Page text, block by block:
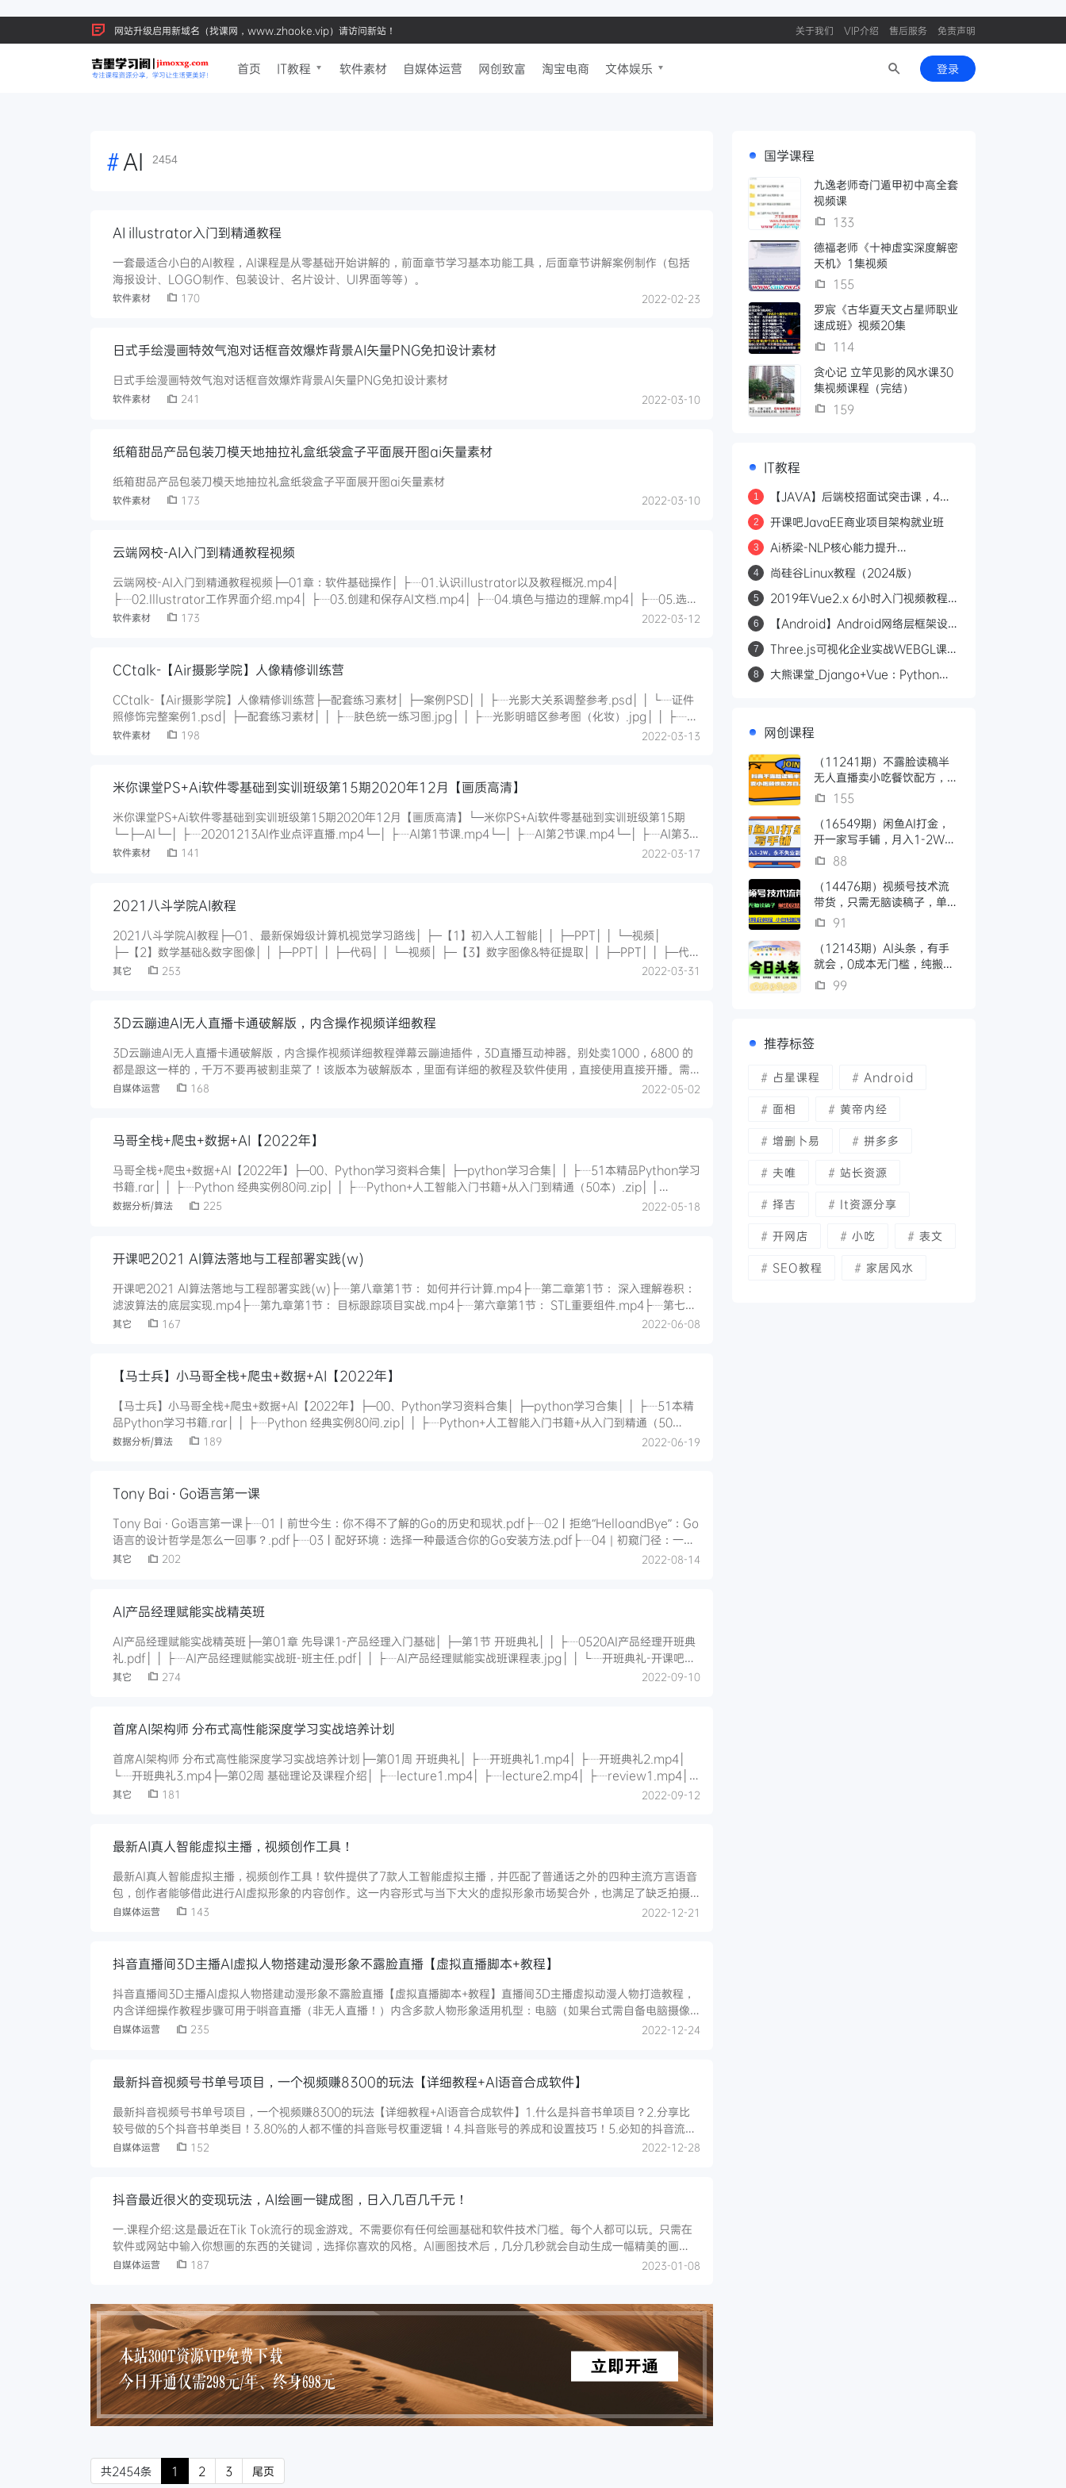
网站升级启用新域名（找课网，www.zhaoke.vip）请访问新站！ 关于我们 VIP介绍 售后服务 免责声明
首页 IT教程 软件素材 自媒体运营 网创致富 淘宝电商 文体娱乐 登录
#AI 2454
AI illustrator入门到精通教程
一套最适合小白的AI教程，AI课程是从零基础开始讲解的，前面章节学习基本功能工具，后面章节讲解案例制作（包括
海报设计、LOGO制作、包装设计、名片设计、UI界面等等）。
软件素材 170 2022-02-23
日式手绘漫画特效气泡对话框音效爆炸背景AI矢量PNG免扣设计素材
日式手绘漫画特效气泡对话框音效爆炸背景AI矢量PNG免扣设计素材
软件素材 241 2022-03-10
纸箱甜品产品包装刀模天地抽拉礼盒纸袋盒子平面展开图ai矢量素材
纸箱甜品产品包装刀模天地抽拉礼盒纸袋盒子平面展开图ai矢量素材
软件素材 173 2022-03-10
云端网校-AI入门到精通教程视频
云端网校-AI入门到精通教程视频├─01章：软件基础操作│ ├┈01.认识illustrator以及教程概况.mp4│
├┈02.Illustrator工作界面介绍.mp4│ ├┈03.创建和保存AI文档.mp4│ ├┈04.填色与描边的理解.mp4│ ├┈05.选择
软件素材 173 2022-03-12
CCtalk-【Air摄影学院】人像精修训练营
CCtalk-【Air摄影学院】人像精修训练营├─配套练习素材│ ├─案例PSD│ │ ├┈光影大关系调整参考.psd│ │ └┈证件
照修饰完整案例1.psd│ ├─配套练习素材│ │ ├┈肤色统一练习图.jpg│ │ ├┈光影明暗区参考图（化妆）.jpg│ │ ├┈曲
软件素材 198 2022-03-13
米你课堂PS+Ai软件零基础到实训班级第15期2020年12月【画质高清】
米你课堂PS+Ai软件零基础到实训班级第15期2020年12月【画质高清】└─米你PS+Ai软件零基础到实训班级第15期
└─├─AI└─│ ├┈20201213AI作业点评直播.mp4└─│ ├┈AI第1节课.mp4└─│ ├┈AI第2节课.mp4└─│ ├┈AI第3节
软件素材 141 2022-03-17
2021八斗学院AI教程
2021八斗学院AI教程├─01、最新保姆级计算机视觉学习路线│ ├─【1】初入人工智能│ │ ├─PPT│ │ └─视频│
├─【2】数学基础&数字图像│ │ ├─PPT│ │ ├─代码│ │ └─视频│ ├─【3】数字图像&特征提取│ │ ├─PPT│ │ ├─代码
其它 253 2022-03-31
3D云蹦迪AI无人直播卡通破解版，内含操作视频详细教程
3D云蹦迪AI无人直播卡通破解版，内含操作视频详细教程弹幕云蹦迪插件，3D直播互动神器。别处卖1000，6800 的
都是跟这一样的，千万不要再被割韭菜了！该版本为破解版本，里面有详细的教程及软件使用，直接使用直接开播。需
要设备：电脑温馨提醒：1.教程视频为唞音直播教程，抖音开播需要满足1000粉丝，如未满足则无法开播。2.本站未做
自媒体运营 168 2022-05-02
马哥全栈+爬虫+数据+AI【2022年】
马哥全栈+爬虫+数据+AI【2022年】├─00、Python学习资料合集│ ├─python学习合集│ │ ├┈51本精品Python学习
书籍.rar│ │ ├┈Python 经典实例80问.zip│ │ ├┈Python+人工智能入门书籍+从入门到精通（50本）.zip│ │
数据分析/算法 225 2022-05-18
开课吧2021 AI算法落地与工程部署实践(w)
开课吧2021 AI算法落地与工程部署实践(w)├┈第八章第1节： 如何并行计算.mp4├┈第二章第1节： 深入理解卷积：
滤波算法的底层实现.mp4├┈第九章第1节： 目标跟踪项目实战.mp4├┈第六章第1节： STL重要组件.mp4├┈第七章
第1节： 内存开篇.mp4├┈第三章第1节： 类：功能继承与自定义.mp4├┈第十二章交叉编译实现NVIDIAJetsonTX2
其它 167 2022-06-08
【马士兵】小马哥全栈+爬虫+数据+AI【2022年】
【马士兵】小马哥全栈+爬虫+数据+AI【2022年】├─00、Python学习资料合集│ ├─python学习合集│ │ ├┈51本精
品Python学习书籍.rar│ │ ├┈Python 经典实例80问.zip│ │ ├┈Python+人工智能入门书籍+从入门到精通（50
数据分析/算法 189 2022-06-19
Tony Bai · Go语言第一课
Tony Bai · Go语言第一课├┈01丨前世今生：你不得不了解的Go的历史和现状.pdf├┈02丨拒绝“HelloandBye”：Go
语言的设计哲学是怎么一回事？.pdf├┈03丨配好环境：选择一种最适合你的Go安装方法.pdf├┈04｜初窥门径：一个
Go程序的结构是怎样的？.pdf├┈05｜标准先行：Go项目的布局标准是什么？.pdf├┈06｜构建模式：Go是怎么解决
其它 202 2022-08-14
AI产品经理赋能实战精英班
AI产品经理赋能实战精英班├─第01章 先导课1-产品经理入门基础│ ├─第1节 开班典礼│ │ ├┈0520AI产品经理开班典
礼.pdf│ │ ├┈AI产品经理赋能实战班-班主任.pdf│ │ ├┈AI产品经理赋能实战班课程表.jpg│ │ └┈开班典礼-开课吧学
其它 274 2022-09-10
首席AI架构师 分布式高性能深度学习实战培养计划
首席AI架构师 分布式高性能深度学习实战培养计划├─第01周 开班典礼│ ├┈开班典礼1.mp4│ ├┈开班典礼2.mp4│
└┈开班典礼3.mp4├─第02周 基础理论及课程介绍│ ├┈lecture1.mp4│ ├┈lecture2.mp4│ ├┈review1.mp4│
其它 181 2022-09-12
最新AI真人智能虚拟主播，视频创作工具！
最新AI真人智能虚拟主播，视频创作工具！软件提供了7款人工智能虚拟主播，并匹配了普通话之外的四种主流方言语音
包，创作者能够借此进行AI虚拟形象的内容创作。这一内容形式与当下大火的虚拟形象市场契合外，也满足了缺乏拍摄
条件、出镜条件的内容创作者，进行视频创作。一站式解决所有创作者的痛点，剪辑功能专业化，操作高效化，特色功
自媒体运营 143 2022-12-21
抖音直播间3D主播AI虚拟人物搭建动漫形象不露脸直播【虚拟直播脚本+教程】
抖音直播间3D主播AI虚拟人物搭建动漫形象不露脸直播【虚拟直播脚本+教程】直播间3D主播虚拟动漫人物打造教程，
内含详细操作教程步骤可用于唞音直播（非无人直播！）内含多款人物形象适用机型：电脑（如果台式需自备电脑摄像
头）帐号需求：抖音直播权限需要满足1000粉丝才可以开通直播推荐入门配置：CPU：Intel/AMD电脑运行内存：
自媒体运营 235 2022-12-24
最新抖音视频号书单号项目，一个视频赚8300的玩法【详细教程+AI语音合成软件】
最新抖音视频号书单号项目，一个视频赚8300的玩法【详细教程+AI语音合成软件】1.什么是抖音书单项目？2.分享比
较号做的5个抖音书单类目！3.80%的人都不懂的抖音账号权重逻辑！4.抖音账号的养成和设置技巧！5.必知的抖音流量
池推荐机制！6.10元Dou+上热门使用的核心技巧！7.视频号书单带货3种核心打法！8.每单利润200的车载音乐项目怎
自媒体运营 152 2022-12-28
抖音最近很火的变现玩法，AI绘画一键成图，日入几百几千元！
一.课程介绍:这是最近在Tik Tok流行的现金游戏。不需要你有任何绘画基础和软件技术门槛。每个人都可以玩。只需在
软件或网站中输入你想画的东西的关键词，选择你喜欢的风格。AI画图技术后，几分几秒就会自动生成一幅精美的画
面，视觉冲击力很强，所以也吸引了不少流量。很多人也看到了这个商机。二。清算方式:1.可以作为手机、电脑等壁纸
自媒体运营 187 2023-01-08
共2454条 1 2 3 尾页
国学课程
九逸老师奇门遁甲初中高全套
视频课
133
德福老师《十神虚实深度解密
天机》1集视频
155
罗宸《古华夏天文占星师职业
速成班》视频20集
114
贪心记 立竿见影的风水课30
集视频课程（完结）
159
IT教程
1
【JAVA】后端校招面试突击课，4年
2 开课吧JavaEE商业项目架构就业班
3
Ai桥梁-NLP核心能力提升
BERT+机器/深度学习+高级Ai人工智
能
4 尚硅谷Linux教程（2024版）
5
2019年Vue2.x 6小时入门视频教程
6
【Android】Android网络层框架设计
7
Three.js可视化企业实战WEBGL课
8
大熊课堂_Django+Vue：Python
网创课程
（11241期）不露脸读稿半
无人直播卖小吃餐饮配方，日
入500+
155
（16549期）闲鱼AI打金，
开一家写手铺，月入1-2W，
永不失业副业！
88
（14476期）视频号技术流
带货，只需无脑读稿子，单场
收益1000+ 保姆级教程，小
91
（12143期）AI头条，有手
就会，0成本无门槛，纯搬
运，小白单号简单破万
99
推荐标签
占星课程 Android
面相 黄帝内经
增删卜易 拼多多
夫唯 站长资源
择吉 It资源分享
开网店 小吃 表文
SEO教程 家居风水